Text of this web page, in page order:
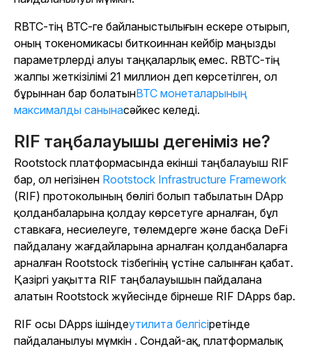
RBTC-тің BTC-ге байланыстылығын ескере отырып,
оның токеномикасы биткоиннан кейбір маңызды
параметрлерді алуы таңқаларлық емес. RBTC-тің
жалпы жеткізілімі 21 миллион деп көрсетілген, ол
бұрыннан бар болатынBTC монеталарының
максималды санынасәйкес келеді.
RIF таңбалауышы дегеніміз не?
Rootstock платформасында екінші таңбалауыш RIF
бар, ол негізінен Rootstock Infrastructure Framework
(RIF) протоколының бөлігі болып табылатын DApp
қолданбаларына қолдау көрсетуге арналған, бұл
ставкаға, несиелеуге, төлемдерге және басқа DeFi
пайдалану жағдайларына арналған қолданбаларға
арналған Rootstock тізбегінің үстіне салынған қабат.
Қазіргі уақытта RIF таңбалауышын пайдалана
алатын Rootstock жүйесінде бірнеше RIF DApps бар.
RIF осы DApps ішіндеутилита белгісіретінде
пайдаланылуы мүмкін . Сондай-ақ, платформалық